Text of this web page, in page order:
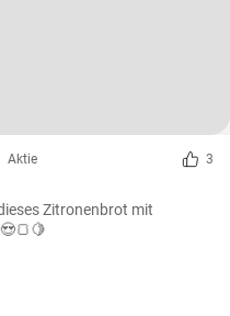
Aktie 3
Zitronenbrot mit